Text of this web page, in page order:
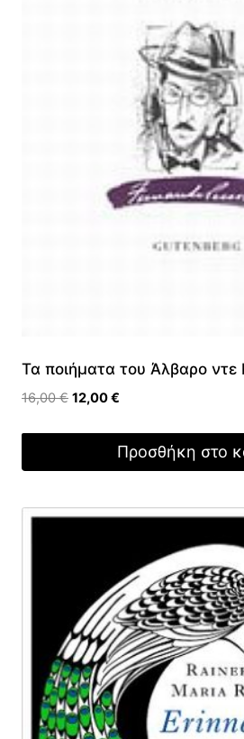
Τα ποιήματα του Άλβαρο ντε
16,00€ Original
was:
16,00 €.
12,00€
τιμή
είναι:
Προσθήκη στο